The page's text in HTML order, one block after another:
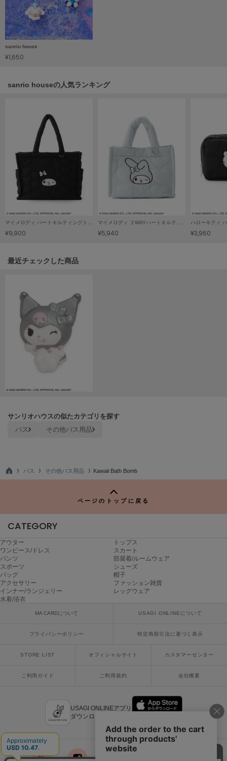
SOMEWHERE BUTTER.
サムウェアバター
ソリン
SUPERGA
swanë
スワネ
トーアンドトー
TEVA
The Barnnet
THE NORTH FACE
ザ・ノース・フェイス
TODAYFUL
トゥデイフル
TSURU by Mariko Oikawa
ツルバイマリコオイカワ
アンダーソン アンダーソン
USAGI Gallery
ウサギギャラリー
USAGI Gift
ウサギギフト
USAGI Item
ウサギヴィンテージ
VEJA
ヴェジャ
sanrio house
¥1,650
sanrio houseの人気ランキング
¥9,900 ¥5,940 ¥3,960
関連記事
最近チェックした商品
サンリオハウスの似たカテゴリを探す
バス その他バス用品
TO
バス その他バス用品 Kawaii Bath Bomb
ページのトップに戻る
CATEGORY
アウター
トップス
ワンピース/ドレス
スカート
パンツ
部屋着/ルームウェア
スポーツ
シューズ
バッグ
帽子
アクセサリー
ファッション雑貨
インナー/ランジェリー
レッグウェア
水着/浴衣
MA CARDについて USAGI ONLINEについて
プライバシーポリシー 特定商取引法に基づく表示
STORE LIST オフィシャルサイト カスタマーセンター
ご利用ガイド ご利用規約 会社概要
USAGI ONLINEアプリ
ダウンロードはこちら